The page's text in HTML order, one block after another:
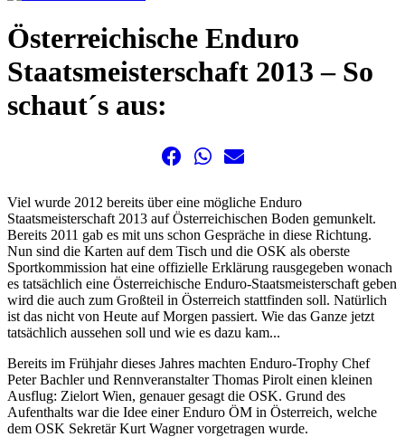
Österreichische Enduro
Staatsmeisterschaft 2013 – So
schaut´s aus:
Viel wurde 2012 bereits über eine mögliche Enduro
Staatsmeisterschaft 2013 auf Österreichischen Boden gemunkelt.
Bereits 2011 gab es mit uns schon Gespräche in diese Richtung.
Nun sind die Karten auf dem Tisch und die OSK als oberste
Sportkommission hat eine offizielle Erklärung rausgegeben wonach
es tatsächlich eine Österreichische Enduro-Staatsmeisterschaft geben
wird die auch zum Großteil in Österreich stattfinden soll. Natürlich
ist das nicht von Heute auf Morgen passiert. Wie das Ganze jetzt
tatsächlich aussehen soll und wie es dazu kam...
Bereits im Frühjahr dieses Jahres machten Enduro-Trophy Chef
Peter Bachler und Rennveranstalter Thomas Pirolt einen kleinen
Ausflug: Zielort Wien, genauer gesagt die OSK. Grund des
Aufenthalts war die Idee einer Enduro ÖM in Österreich, welche
dem OSK Sekretär Kurt Wagner vorgetragen wurde.